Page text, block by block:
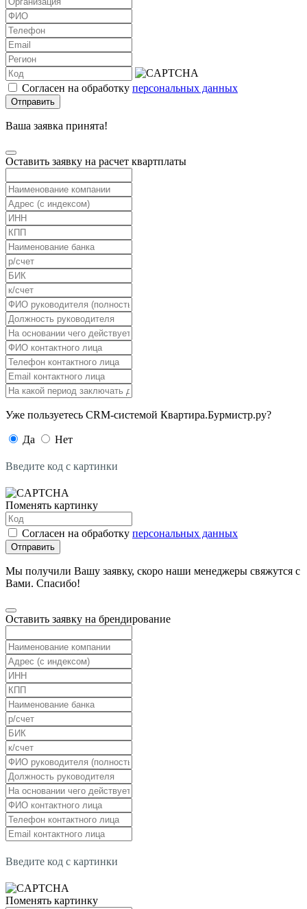
Согласен на обработку персональных данных
Отправить
Ваша заявка принята!
Оставить заявку на расчет квартплаты
Уже пользуетесь CRM-системой Квартира.Бурмистр.ру?
Да Нет
Введите код с картинки
Поменять картинку
Согласен на обработку персональных данных
Отправить
Мы получили Вашу заявку, скоро наши менеджеры свяжутся с
Вами. Спасибо!
Оставить заявку на брендирование
Введите код с картинки
Поменять картинку